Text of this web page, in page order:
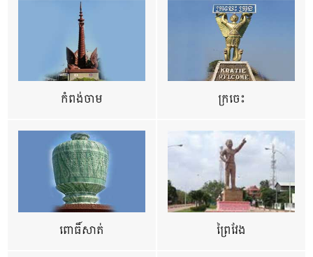
កំពង់ចាម ក្រចេះ
ពោធិ៍សាត់ ព្រៃវែង